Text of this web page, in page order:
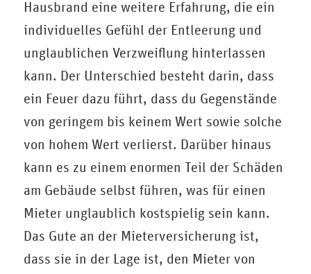
Hausbrand eine weitere Erfahrung, die ein
individuelles Gefühl der Entleerung und
unglaublichen Verzweiflung hinterlassen
kann. Der Unterschied besteht darin, dass
ein Feuer dazu führt, dass du Gegenstände
von geringem bis keinem Wert sowie solche
von hohem Wert verlierst. Darüber hinaus
kann es zu einem enormen Teil der Schäden
am Gebäude selbst führen, was für einen
Mieter unglaublich kostspielig sein kann.
Das Gute an der Mieterversicherung ist,
dass sie in der Lage ist, den Mieter von